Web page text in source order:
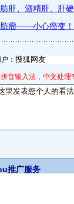
：
音输入法，中文处理
推广服务